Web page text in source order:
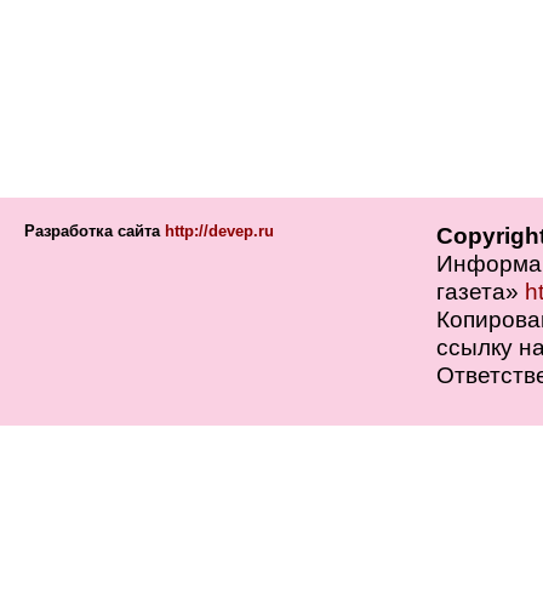
газета»
ссылку
Разработка сайта http://devep.ru